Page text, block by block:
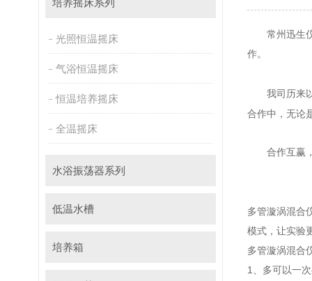
培养摇床系列
光照恒温摇床
气浴恒温摇床
恒温培养摇床
全温摇床
水浴振荡器系列
低温水槽
培养箱
常州迅生
作。
我司历来
合作中，无论
合作互赢
多管漩涡混合
模式，让实验
多管漩涡混合
1、多可以一